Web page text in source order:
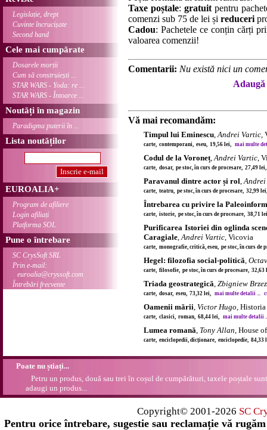
Legislație, drept
Cuvinte încrucișate
Second hand
Cele mai cumpărate
Dosarele morții
Cum să construiești ...
STAR WARS - Yoda: re ...
STAR WARS - Întoarce ...
Noutăți în magazin
Paradigma puterii în ...
Lista noutăților
EUROALIA+
Program de afiliere
Login afiliați
Platforma SOL
Pune o întrebare
SC CrysSoft SRL
Prin e-mail:
euroalia@cryssoft.com
Întrebări frecvente
Taxe poștale: gratuitpentru
comenzi sub 75 de lei și reduceri
Cadou: Pachetele ce conțin cărți
valoarea comenzii!
Comentarii: Nu există nici un
Vă mai recomandăm:
Timpul lui Eminescu,Andrei Vartic,
carte, contemporani, eseu, 19,56 lei, mai multe
Codul de la Voroneț,Andrei Vartic,
carte, dosar, pe stoc, în curs de procesare, 27,49
Paravanul dintre actor și rol,
carte, teatru, pe stoc, în curs de procesare, 32,99
Întrebarea cu privire la
carte, istorie, pe stoc, în curs de procesare, 38,71
Purificarea Istoriei din oglinda
Caragiale,Andrei Vartic, Vicovia
carte, monografie, critică, eseu, pe stoc, în curs de
Hegel: filozofia social-politică,
carte, filosofie, pe stoc, în curs de procesare,
Triada geostrategică, Zbigniew
carte, dosar, eseu, 73,32 lei, mai multe detalii ...
Oamenii mării, Victor Hugo, Historia
carte, clasici, roman, 68,44 lei, mai multe detalii
Lumea romană, Tony Allan, House
carte, enciclopedii, dicționare, enciclopedie,
Poate nu știați...
Petru un produs, două sau trei în coșul de cumpărături, taxele poștale
adaugi un produs...
Copyright© 2001-2026 SC
Pentru orice întrebare, sugestie sau reclamație vă